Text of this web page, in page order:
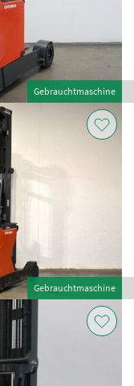
Gebrauchtmaschine
Gebrauchtmaschine